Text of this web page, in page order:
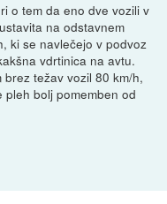
o tem da eno dve vozili v
na odstavnem
ki se navlečejo v podvoz
vdrtinica na avtu.
težav vozil 80 km/h,
bolj pomemben od